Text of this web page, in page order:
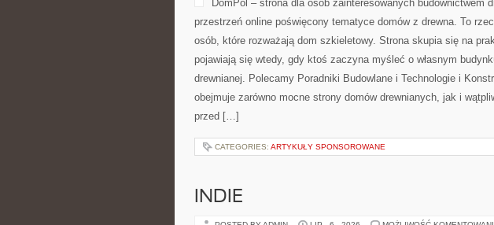
DomPol – strona dla osób zainteresowanych budownictwem
przestrzeń online poświęcony tematyce domów z drewna. To
osób, które rozważają dom szkieletowy. Strona skupia się na
pojawiają się wtedy, gdy ktoś zaczyna myśleć o własnym
drewnianej. Polecamy Poradniki Budowlane i Technologie i
obejmuje zarówno mocne strony domów drewnianych, jak i
przed […]
CATEGORIES: ARTYKUŁY SPONSOROWANE
INDIE